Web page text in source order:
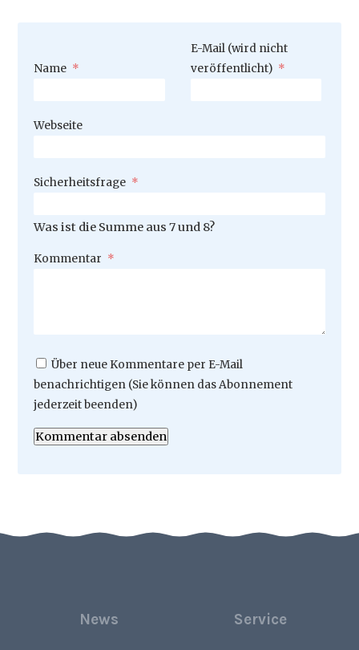
Pflichtfeld
Name *
Pflichtfeld
E-Mail (wird nicht
veröffentlicht) *
Webseite
Pflichtfeld
Sicherheitsfrage *
Was ist die Summe aus 7 und 8?
Pflichtfeld
Kommentar *
Über neue Kommentare per E-Mail
benachrichtigen (Sie können das Abonnement
jederzeit beenden)
Kommentar absenden
News Service